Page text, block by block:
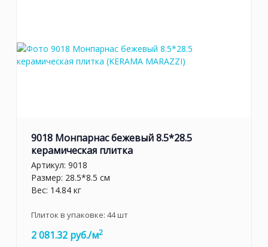
9018 Монпарнас бежевый 8.5*28.5
керамическая плитка
Артикул: 9018
Размер: 28.5*8.5 см
Вес: 14.84 кг
Плиток в упаковке: 44шт
2 081.32 руб./м2